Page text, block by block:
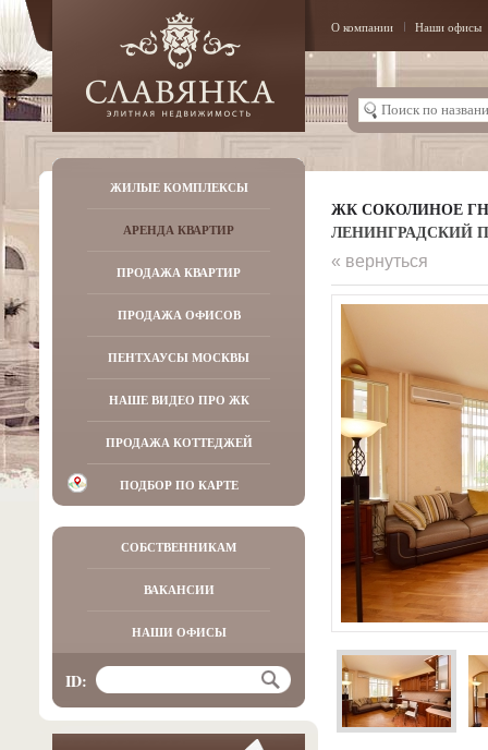
О компании Наши офисы
ЖИЛЫЕ КОМПЛЕКСЫ
АРЕНДА КВАРТИР
ПРОДАЖА КВАРТИР
ПРОДАЖА ОФИСОВ
ПЕНТХАУСЫ МОСКВЫ
НАШЕ ВИДЕО ПРО ЖК
ПРОДАЖА КОТТЕДЖЕЙ
ПОДБОР ПО КАРТЕ
СОБСТВЕННИКАМ
ВАКАНСИИ
НАШИ ОФИСЫ
ID:
ЖК СОКОЛИНОЕ
ЛЕНИНГРАДСКИЙ
« вернуться